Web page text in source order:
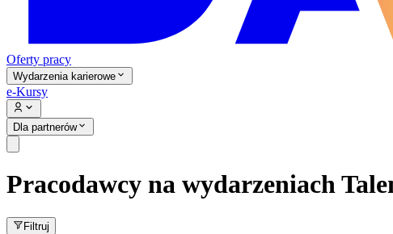
Oferty pracy
Wydarzenia karierowe
e-Kursy
Dla partnerów
Pracodawcy na wydarzeniach
Filtruj